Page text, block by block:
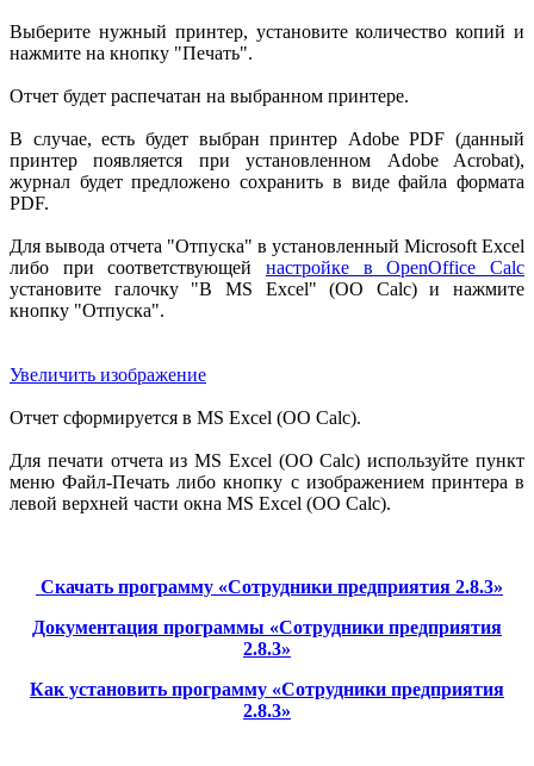
Выберите нужный принтер, установите количество копий и
нажмите на кнопку "Печать".
Отчет будет распечатан на выбранном принтере.
В случае, есть будет выбран принтер Adobe PDF (данный
принтер появляется при установленном Adobe Acrobat),
журнал будет предложено сохранить в виде файла формата
PDF.
Для вывода отчета "Отпуска" в установленный Microsoft Excel
либо при соответствующей настройке в OpenOffice Calc
установите галочку "В MS Excel" (OO Calc) и нажмите
кнопку "Отпуска".
Увеличить изображение
Отчет сформируется в MS Excel (OO Calc).
Для печати отчета из MS Excel (OO Calc) используйте пункт
меню Файл-Печать либо кнопку с изображением принтера в
левой верхней части окна MS Excel (OO Calc).
Скачать программу «Сотрудники предприятия 2.8.3»
Документация программы «Сотрудники предприятия
2.8.3»
Как установить программу «Сотрудники предприятия
2.8.3»